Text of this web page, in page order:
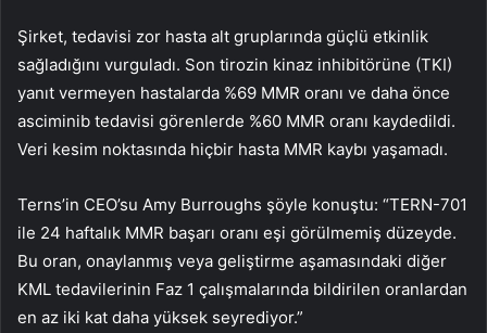
Şirket, tedavisi zor hasta alt gruplarında güçlü etkinlik
sağladığını vurguladı. Son tirozin kinaz inhibitörüne (TKI)
yanıt vermeyen hastalarda %69 MMR oranı ve daha önce
asciminib tedavisi görenlerde %60 MMR oranı kaydedildi.
Veri kesim noktasında hiçbir hasta MMR kaybı yaşamadı.
Terns’in CEO’su Amy Burroughs şöyle konuştu: “TERN-701
ile 24 haftalık MMR başarı oranı eşi görülmemiş düzeyde.
Bu oran, onaylanmış veya geliştirme aşamasındaki diğer
KML tedavilerinin Faz 1 çalışmalarında bildirilen oranlardan
en az iki kat daha yüksek seyrediyor.”